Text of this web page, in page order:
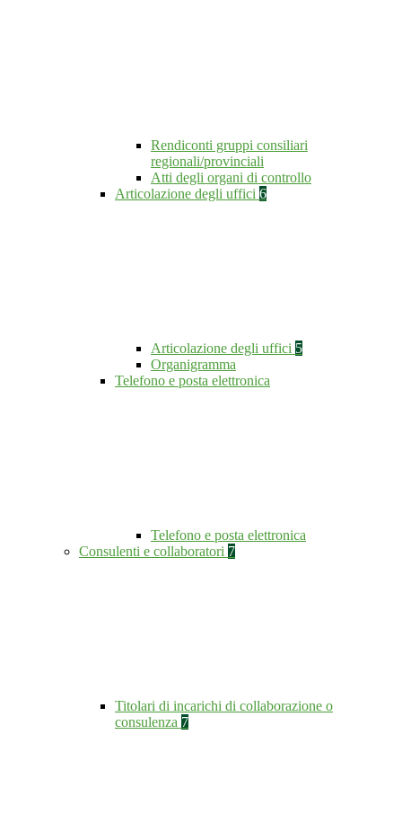
Rendiconti gruppi consiliari
regionali/provinciali
Atti degli organi di controllo
Articolazione degli uffici 6
Articolazione degli uffici 5
Organigramma
Telefono e posta elettronica
Telefono e posta elettronica
Consulenti e collaboratori 7
Titolari di incarichi di collaborazione o
consulenza 7